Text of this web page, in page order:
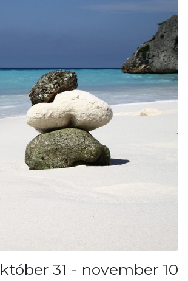
31 - november 10